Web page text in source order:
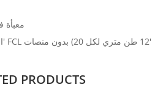
معبأة في
الحاوية: 14 طن متري لكل 20' FCL بدون منصات (12 طن متري لكل
20'
PRODUCTS